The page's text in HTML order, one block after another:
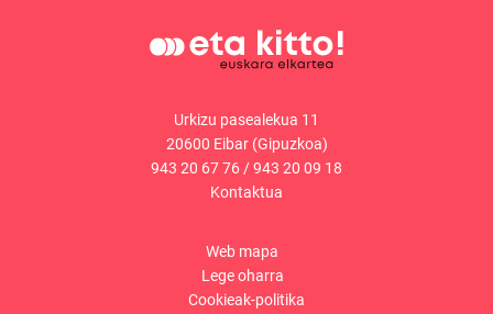
Urkizu pasealekua 11
20600 Eibar (Gipuzkoa)
943 20 67 76 /943 20 09 18
Kontaktua
Web mapa
Lege oharra
Cookieak-politika